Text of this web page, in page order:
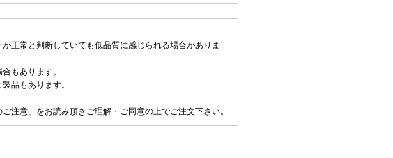
正常と判断していても低品質に感じられる場合がありま
もあります。
品もあります。
注意」をお読み頂きご理解・ご同意の上でご注文下さい。